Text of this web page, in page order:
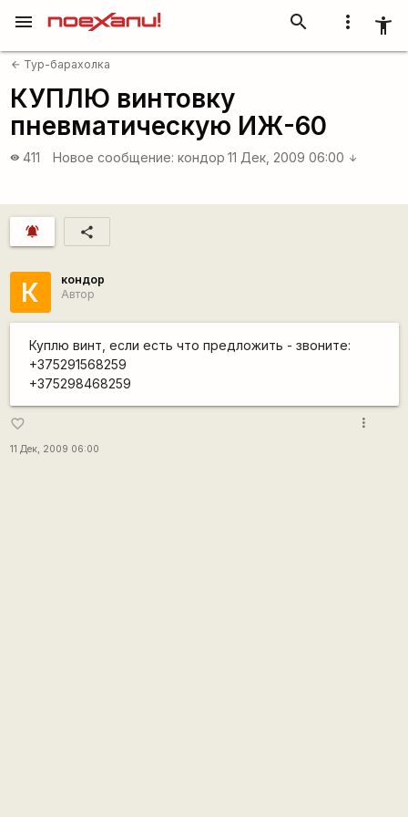
more_vert accessibility_new
search
menu
arrow_back Тур-барахолка
КУПЛЮ винтовку
пневматическую ИЖ-60
visibility 411 Новое сообщение: кондор 11 Дек, 2009 06:00 arrow_downward
notifications_active share
К
кондор
Автор
Куплю винт, если есть что предложить - звоните:
+375291568259
+375298468259
favorite_border
11 Дек, 2009 06:00
more_vert